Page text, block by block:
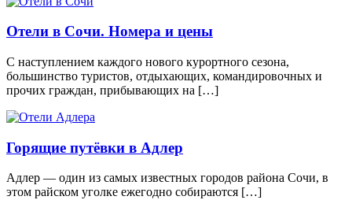
Отели в Сочи. Номера и цены
С наступлением каждого нового курортного сезона,
большинство туристов, отдыхающих, командировочных и
прочих граждан, прибывающих на […]
Горящие путёвки в Адлер
Адлер — один из самых известных городов района Сочи, в
этом райском уголке ежегодно собираются […]